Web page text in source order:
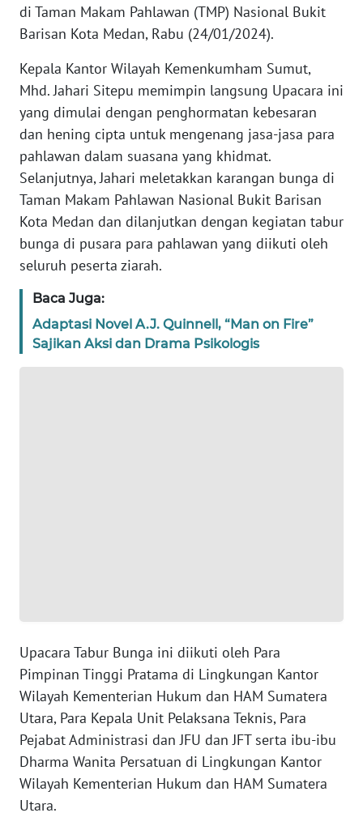
di Taman Makam Pahlawan (TMP) Nasional Bukit
Barisan Kota Medan, Rabu (24/01/2024).
Kepala Kantor Wilayah Kemenkumham Sumut,
Mhd. Jahari Sitepu memimpin langsung Upacara ini
yang dimulai dengan penghormatan kebesaran
dan hening cipta untuk mengenang jasa-jasa para
pahlawan dalam suasana yang khidmat.
Selanjutnya, Jahari meletakkan karangan bunga di
Taman Makam Pahlawan Nasional Bukit Barisan
Kota Medan dan dilanjutkan dengan kegiatan tabur
bunga di pusara para pahlawan yang diikuti oleh
seluruh peserta ziarah.
Baca Juga:
Adaptasi Novel A.J. Quinnell, “Man on Fire”
Sajikan Aksi dan Drama Psikologis
Upacara Tabur Bunga ini diikuti oleh Para
Pimpinan Tinggi Pratama di Lingkungan Kantor
Wilayah Kementerian Hukum dan HAM Sumatera
Utara, Para Kepala Unit Pelaksana Teknis, Para
Pejabat Administrasi dan JFU dan JFT serta ibu-ibu
Dharma Wanita Persatuan di Lingkungan Kantor
Wilayah Kementerian Hukum dan HAM Sumatera
Utara.
WN
JABAR
WN
NTT
WN
KEPRI
WN
WN
PAPUA
NTB
WN
SULTENG
WN
SULBAR